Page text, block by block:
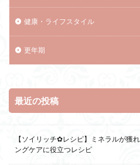
健康・ライフスタイル
更年期
最近の投稿
【ソイリッチ✿レシピ】ミネラルが獲
ングケアに役立つレシピ